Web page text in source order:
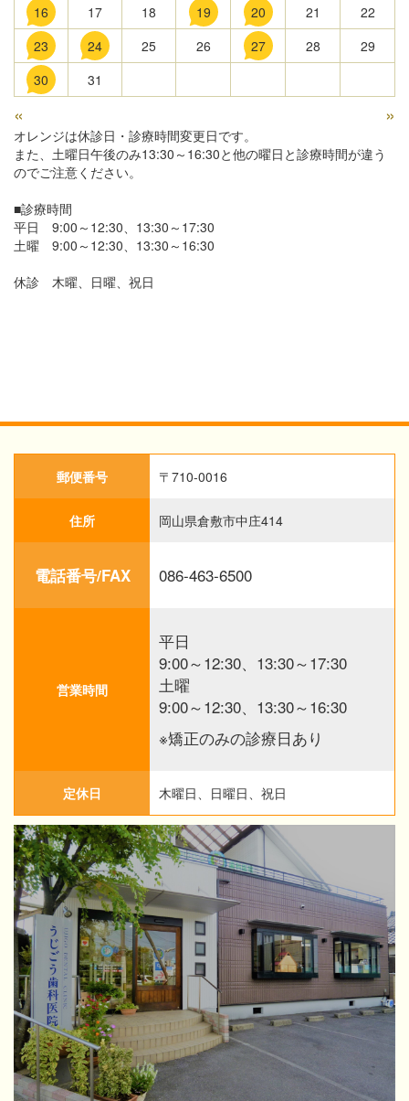
16
17 18 19 20 21
22
23
24 25 26 27 28
29
30
31
« »
オレンジは休診日・診療時間変更日です。
また、土曜日午後のみ13:30～16:30と他の曜日と診療時間が違う
のでご注意ください。
■診療時間
平日 9:00～12:30、13:30～17:30
土曜 9:00～12:30、13:30～16:30
休診 木曜、日曜、祝日
郵便番号 〒710-0016
住所 岡山県倉敷市中庄414
電話番号/FAX 086-463-6500
営業時間
平日
9:00～12:30、13:30～17:30
土曜
9:00～12:30、13:30～16:30
※矯正のみの診療日あり
定休日 木曜日、日曜日、祝日